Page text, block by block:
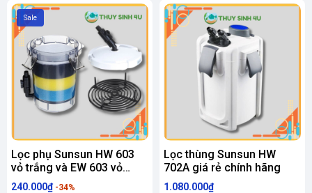
Sale
Lọc phụ Sunsun HW 603
vỏ trắng và EW 603 vỏ
trong, đẩy đủ bông lọc
240.000₫ -34%
Lọc thùng Sunsun HW
702A giá rẻ chính hãng
1.080.000₫